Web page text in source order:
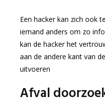
Een hacker kan zich ook
iemand anders om zo
kan de hacker het
aan de andere kant van
uitvoeren
Afval